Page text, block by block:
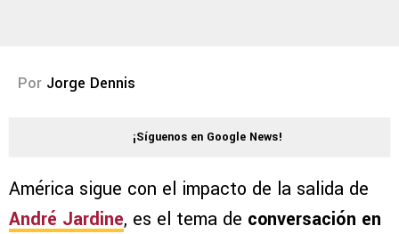
Por Jorge Dennis
¡Síguenos en Google News!
América sigue con el impacto de la salida de
André Jardine, es el tema de conversación en